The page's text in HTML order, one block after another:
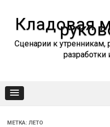
содержимому
Кладовая
Сценарии к утренникам,
разработки
МЕТКА: ЛЕТО